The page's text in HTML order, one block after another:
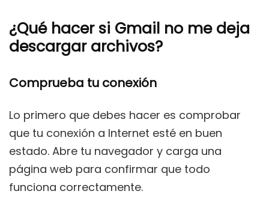
¿Qué hacer si Gmail no me deja
descargar archivos?
Comprueba tu conexión
Lo primero que debes hacer es comprobar
que tu conexión a Internet esté en buen
estado. Abre tu navegador y carga una
página web para confirmar que todo
funciona correctamente.